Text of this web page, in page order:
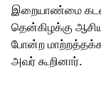
இறையாண்மை கடன்
தென்கிழக்கு
போன்ற மாற்றத்தக்க
அவர் கூறினார்.